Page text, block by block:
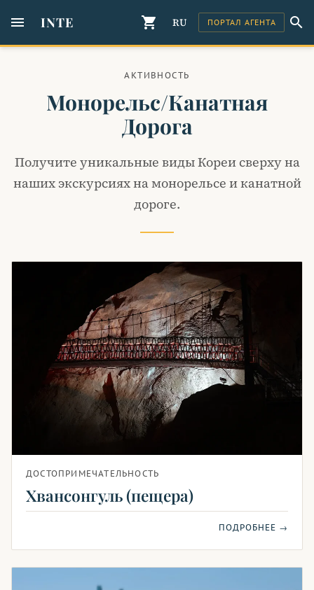
menu INTE shopping_cart RU ПОРТАЛ АГЕНТА search
АКТИВНОСТЬ
Монорельс/канатная
Дорога
Получите уникальные виды Кореи сверху на
наших экскурсиях на монорельсе и канатной
дороге.
ДОСТОПРИМЕЧАТЕЛЬНОСТЬ
Хвансонгуль (пещера)
ПОДРОБНЕЕ →